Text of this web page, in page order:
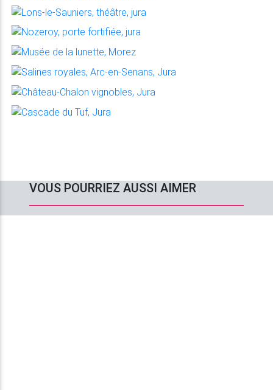
VOUS POURRIEZ AUSSI AIMER